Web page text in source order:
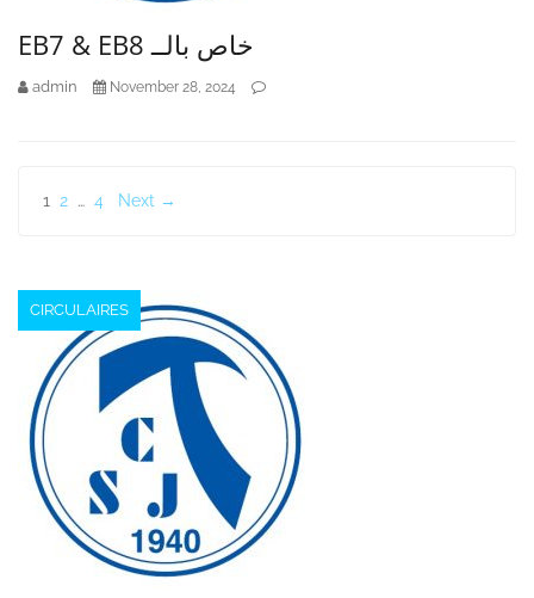
EB7 & EB8 خاص بالــ
admin November 28, 2024
Posts
1 2 … 4 Next →
CIRCULAIRES